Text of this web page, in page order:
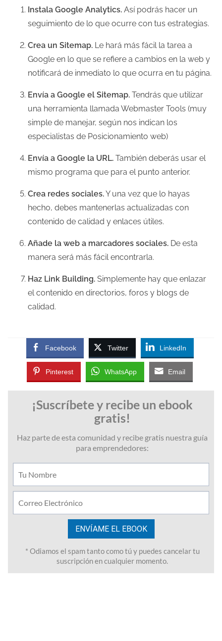
Instala Google Analytics. Así podrás hacer un
seguimiento de lo que ocurre con tus estrategias.
Crea un Sitemap. Le hará más fácil la tarea a
Google en lo que se refiere a cambios en la web y
notificará de inmediato lo que ocurra en tu página.
Envía a Google el Sitemap. Tendrás que utilizar
una herramienta llamada Webmaster Tools (muy
simple de manejar, según nos indican los
especialistas de Posicionamiento web)
Envía a Google la URL. También deberás usar el
mismo programa que para el punto anterior.
Crea redes sociales.Y una vez que lo hayas
hecho, debes mantenerlas actualizadas con
contenido de calidad y enlaces útiles.
Añade la web a marcadores sociales. De esta
manera será más fácil encontrarla.
Haz Link Building. Simplemente hay que enlazar
el contenido en directorios, foros y blogs de
calidad.
Facebook Twitter LinkedIn
Pinterest WhatsApp Email